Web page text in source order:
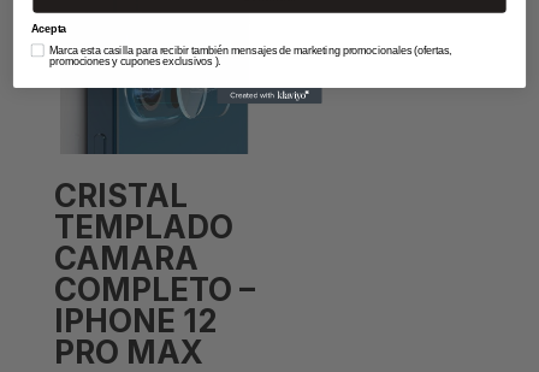
CRISTAL
TEMPLADO
CAMARA
COMPLETO –
IPHONE 12
PRO MAX
Acepta
Marca esta casilla para recibir también mensajes de marketing promocionales (ofertas,
promociones y cupones exclusivos ).